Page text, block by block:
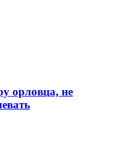
орловца, не